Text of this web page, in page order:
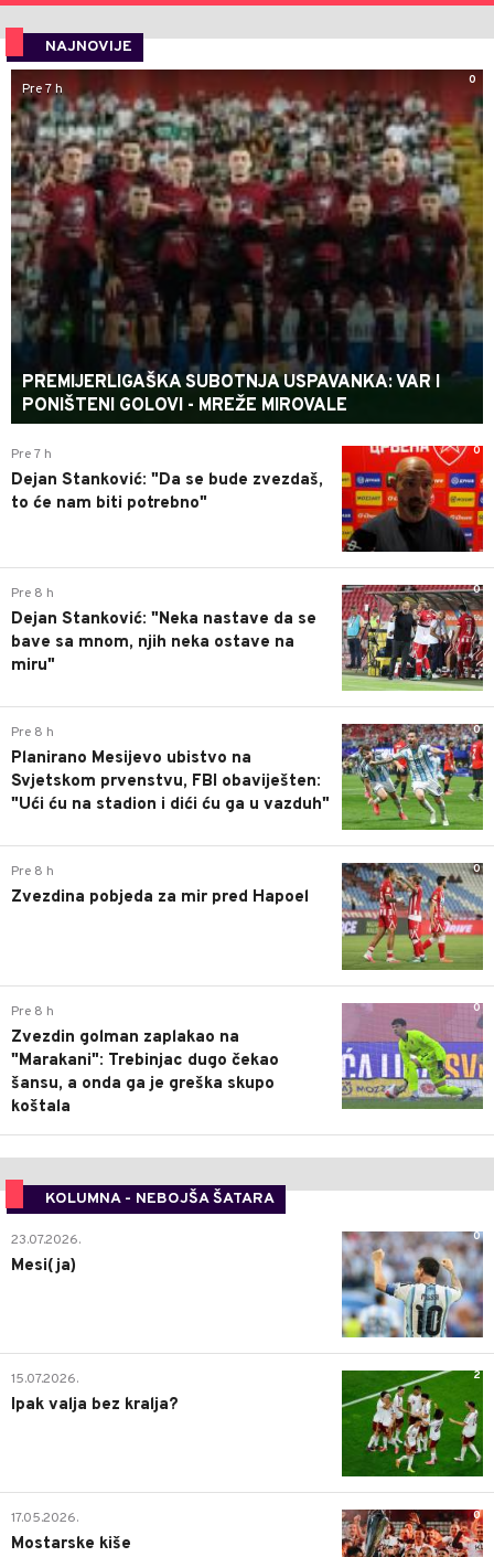
NAJNOVIJE
0
Pre 7 h
PREMIJERLIGAŠKA SUBOTNJA USPAVANKA: VAR I
PONIŠTENI GOLOVI - MREŽE MIROVALE
0
Pre 7 h
Dejan Stanković: "Da se bude zvezdaš,
to će nam biti potrebno"
0
Pre 8 h
Dejan Stanković: "Neka nastave da se
bave sa mnom, njih neka ostave na
miru"
0
Pre 8 h
Planirano Mesijevo ubistvo na
Svjetskom prvenstvu, FBI obaviješten:
"Ući ću na stadion i dići ću ga u vazduh"
0
Pre 8 h
Zvezdina pobjeda za mir pred Hapoel
0
Pre 8 h
Zvezdin golman zaplakao na
"Marakani": Trebinjac dugo čekao
šansu, a onda ga je greška skupo
koštala
KOLUMNA - NEBOJŠA ŠATARA
0
23.07.2026.
Mesi(ja)
2
15.07.2026.
Ipak valja bez kralja?
0
17.05.2026.
Mostarske kiše